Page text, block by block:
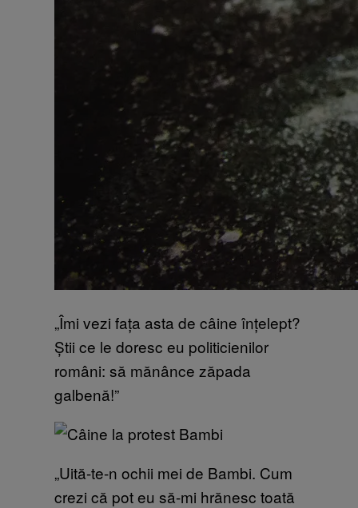
„Îmi vezi fața asta de câine înțelept?
Știi ce le doresc eu politicienilor
români: să mănânce zăpada
galbenă!”
„Uită-te-n ochii mei de Bambi. Cum
crezi că pot eu să-mi hrănesc toată